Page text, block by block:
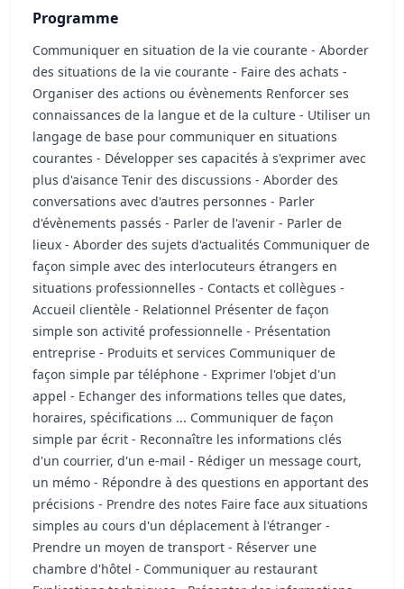
Programme
Communiquer en situation de la vie courante - Aborder
des situations de la vie courante - Faire des achats -
Organiser des actions ou évènements Renforcer ses
connaissances de la langue et de la culture - Utiliser un
langage de base pour communiquer en situations
courantes - Développer ses capacités à s'exprimer avec
plus d'aisance Tenir des discussions - Aborder des
conversations avec d'autres personnes - Parler
d'évènements passés - Parler de l'avenir - Parler de
lieux - Aborder des sujets d'actualités Communiquer de
façon simple avec des interlocuteurs étrangers en
situations professionnelles - Contacts et collègues -
Accueil clientèle - Relationnel Présenter de façon
simple son activité professionnelle - Présentation
entreprise - Produits et services Communiquer de
façon simple par téléphone - Exprimer l'objet d'un
appel - Echanger des informations telles que dates,
horaires, spécifications ... Communiquer de façon
simple par écrit - Reconnaître les informations clés
d'un courrier, d'un e-mail - Rédiger un message court,
un mémo - Répondre à des questions en apportant des
précisions - Prendre des notes Faire face aux situations
simples au cours d'un déplacement à l'étranger -
Prendre un moyen de transport - Réserver une
chambre d'hôtel - Communiquer au restaurant